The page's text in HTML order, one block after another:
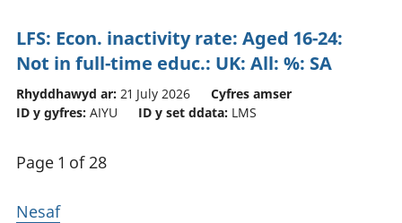
LFS: Econ. inactivity rate: Aged 16-24:
Not in full-time educ.: UK: All: %: SA
Rhyddhawyd ar: 21 July 2026
Cyfres amser
ID y gyfres: AIYU ID y set ddata: LMS
Page 1 of 28
Nesaf